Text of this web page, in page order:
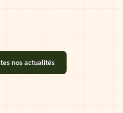
nos actualités